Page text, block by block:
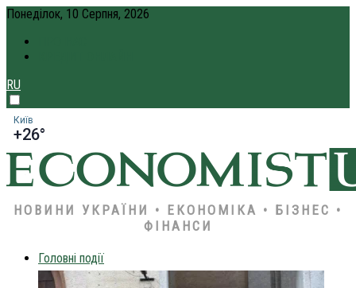
Понеділок, 10 Серпня, 2026
RU
Київ
+26°
НОВИНИ УКРАЇНИ • ЕКОНОМІКА • БІЗНЕС •
ФІНАНСИ
Головні події